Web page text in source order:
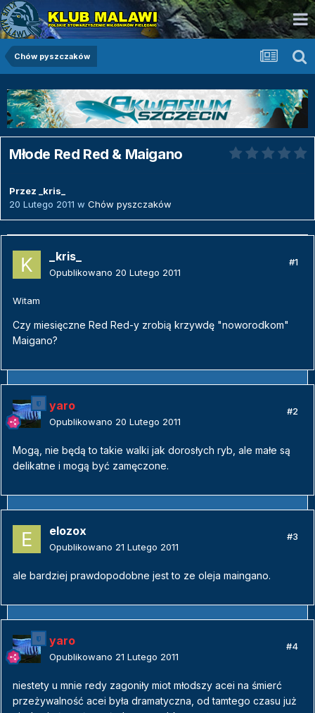
Chów pyszczaków
Młode Red Red & Maigano
Przez
_kris_
20 Lutego 2011 w Chów pyszczaków
_kris_
Opublikowano 20 Lutego 2011
#1
Witam
Czy miesięczne Red Red-y zrobią krzywdę "noworodkom"
Maigano?
yaro
Opublikowano 20 Lutego 2011
#2
Mogą, nie będą to takie walki jak dorosłych ryb, ale małe są
delikatne i mogą być zamęczone.
elozox
Opublikowano 21 Lutego 2011
#3
ale bardziej prawdopodobne jest to ze oleja maingano.
yaro
Opublikowano 21 Lutego 2011
#4
niestety u mnie redy zagoniły miot młodszy acei na śmierć
przeżywalność acei była dramatyczna, od tamtego czasu już